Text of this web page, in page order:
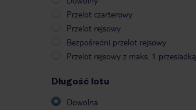
Przelot czarterowy
Przelot rejsowy
Bezpośredni przelot rejsowy
Przelot rejsowy z maks. 1 przesiadką
Długość lotu
Dowolna